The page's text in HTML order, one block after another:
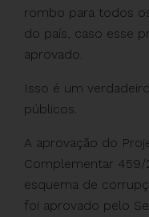
rombo para todos
do país, caso esse
aprovado.
Isso é um
públicos.
A aprovação do
Complementar 459/
esquema de
foi aprovado pelo